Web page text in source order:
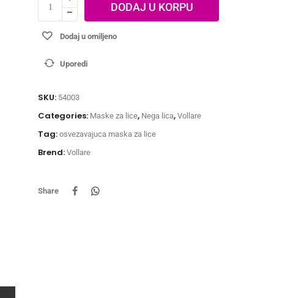
DODAJ U KORPU
Dodaj u omiljeno
Uporedi
SKU: 54003
Categories: Maske za lice, Nega lica, Vollare
Tag: osvezavajuca maska za lice
Brend: Vollare
Share